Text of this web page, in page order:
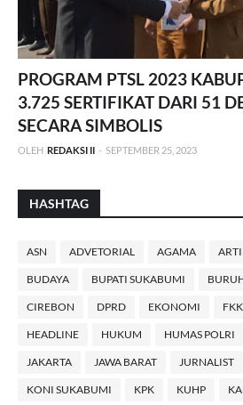
PROGRAM PTSL 2023
3.725 SERTIFIKAT DARI 51
SECARA SIMBOLIS
OLEH REDAKSI II - SEPTEMBER 25, 2023
HASHTAG
ASN ADVETORIAL AGAMA
BUDAYA BUPATI SUKABUMI
CIREBON DPRD EKONOMI
HEADLINE HUKUM HUMAS POLRI
JAKARTA JAWA BARAT JURNALIST
KONI SUKABUMI KPK KUHP